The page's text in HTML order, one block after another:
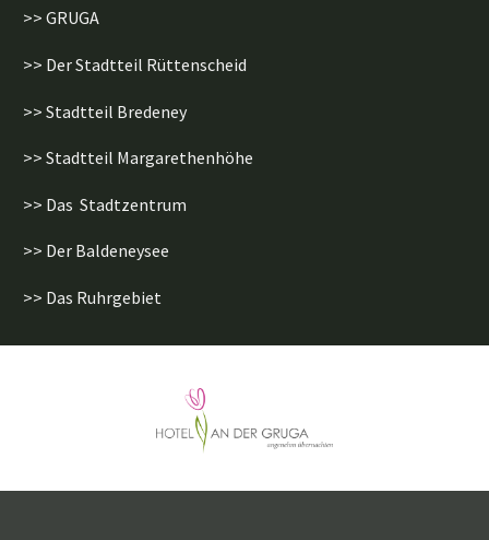
>> GRUGA
>> Der Stadtteil Rüttenscheid
>> Stadtteil Bredeney
>> Stadtteil Margarethenhöhe
>> Das Stadtzentrum
>> Der Baldeneysee
>> Das Ruhrgebiet